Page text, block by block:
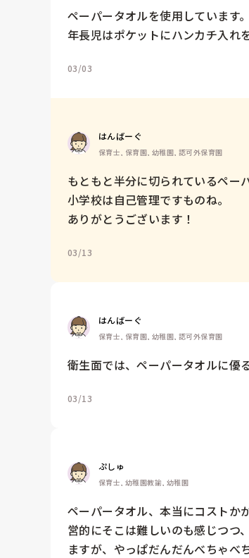
ペーパータオルを使用しています
年長児はポケットにハンカチ入れ
03/03
はんばーぐ
保育士, 保育園, 幼稚園, 認可外保育園
もともと半分に切られているペー
小学校は自己管理ですものね。
ありがとうございます！
03/13
はんばーぐ
保育士, 保育園, 幼稚園, 認可外保育園
衛生面では、ペーパータオルに優
03/13
ぷしゅ
保育士, 幼稚園教諭, 幼稚園
ペーパータオル、本当にコストか
営的にそこは難しいのも感じつつ
ますが、やっぱだんだんべちゃべ